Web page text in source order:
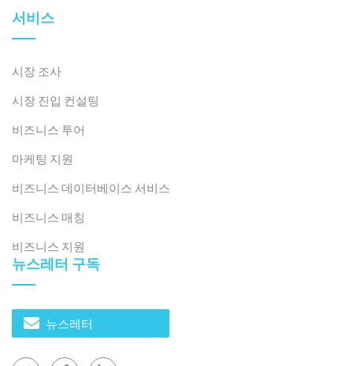
서비스
시장 조사
시장 진입 컨설팅
비즈니스 투어
마케팅 지원
비즈니스 데이터베이스 서비스
비즈니스 매칭
비즈니스 지원
뉴스레터 구독
뉴스레터